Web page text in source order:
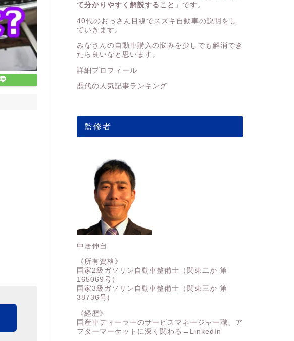
て分かりやすく解説すること 」です。
40代のおっさん目線でスズキ自動車の説明をし
ていきます。
みなさんの 自動車購入の悩みを少しでも解消でき
たら良いなと思います。
詳細プロフィール
歴代の人気記事ランキング
監修者
中居伸自
《所有資格》
国家2級ガソリン自動車整備士（関東二か 第
165069号）
国家3級ガソリン自動車整備士（関東三か 第
38736号)
《経歴》
国産車ディーラーのサービスマネージャー職、ア
フターマーケットに深く関わる→ LinkedIn